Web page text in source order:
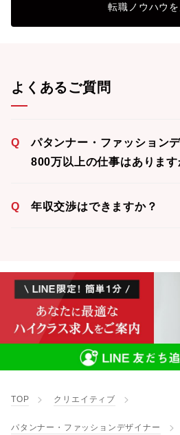
転職ノウハウ
よくあるご質問
Q
パタンナー・ファッション
800万以上の仕事はあります
Q 年収交渉はできますか？
TOP クリエイティブ
パタンナー・ファッションデザイナー